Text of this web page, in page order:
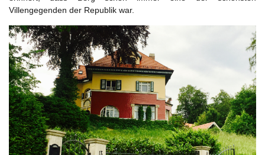
Villengegenden der Republik war.